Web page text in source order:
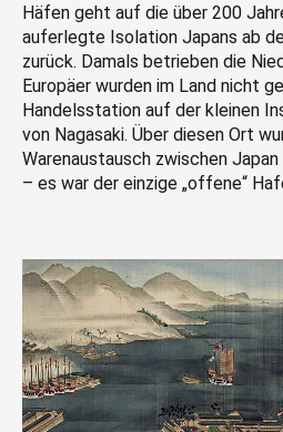
Häfen geht auf die über 200
auferlegte Isolation Japans ab
zurück. Damals betrieben die
Europäer wurden im Land nicht
Handelsstation auf der kleinen
von Nagasaki. Über diesen Ort
Warenaustausch zwischen
– es war der einzige „offene“